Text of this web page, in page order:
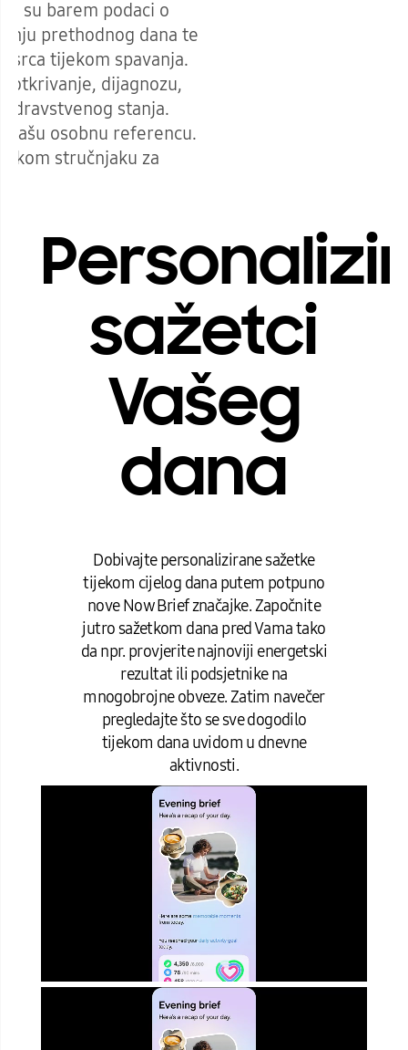
su barem podaci o
prethodnog dana te
srca tijekom spavanja.
otkrivanje, dijagnozu,
stanja.
vašu osobnu referencu.
stručnjaku za
sažetci
Vašeg
dana
Dobivajte personalizirane sažetke
tijekom cijelog dana putem potpuno
nove Now Brief značajke. Započnite
jutro sažetkom dana pred Vama tako
da npr. provjerite najnoviji energetski
rezultat ili podsjetnike na
mnogobrojne obveze. Zatim navečer
pregledajte što se sve dogodilo
tijekom dana uvidom u dnevne
aktivnosti.